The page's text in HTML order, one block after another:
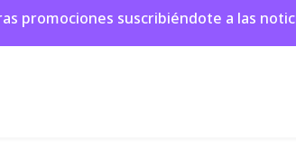
promociones suscribiéndote a las